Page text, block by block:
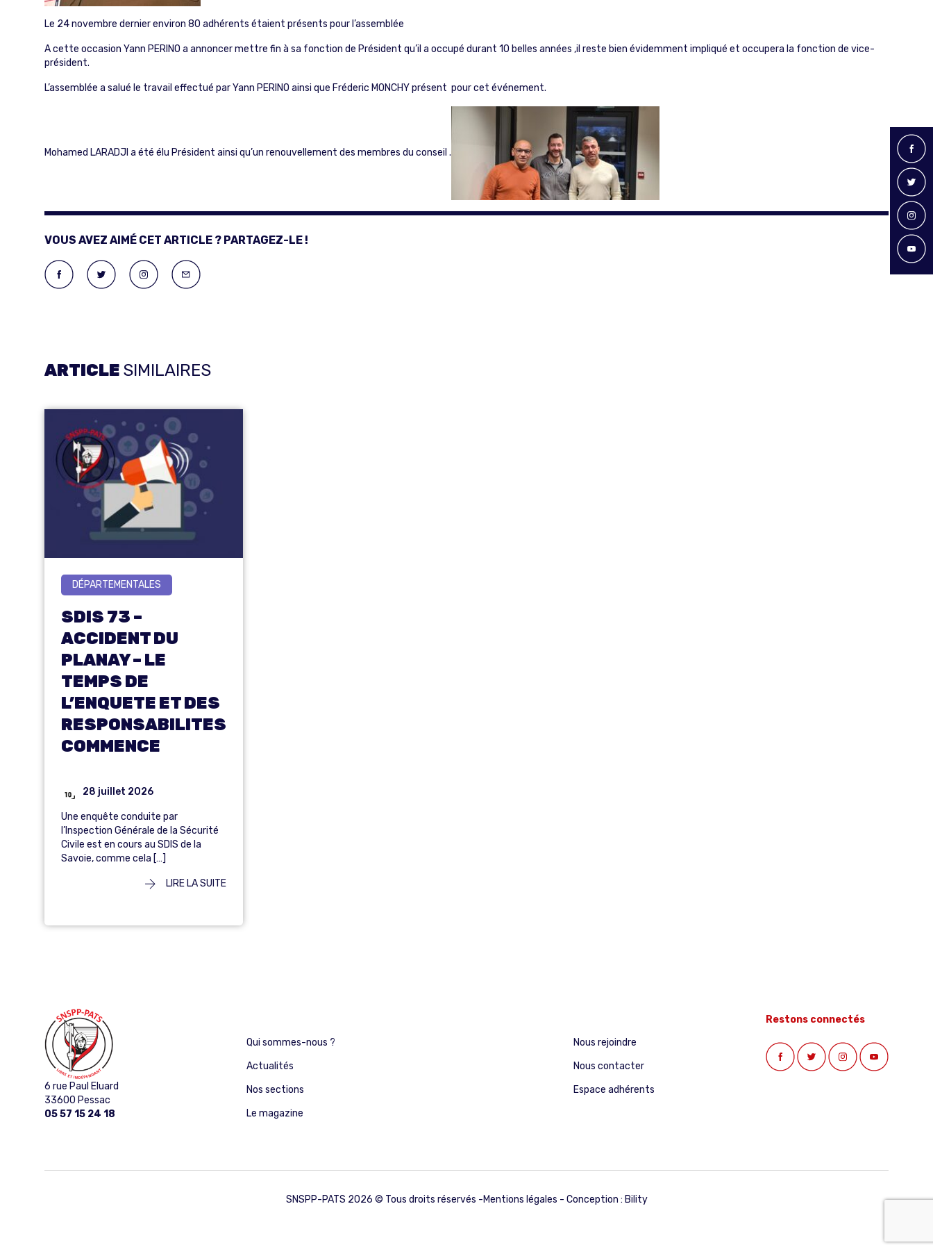
Le 24 novembre dernier environ 80 adhérents étaient présents pour l’assemblée
A cette occasion Yann PERINO a annoncer mettre fin à sa fonction de Président qu’il a occupé durant 10 belles années ,il reste bien évidemment impliqué et occupera la fonction de vice-
président.
L’assemblée a salué le travail effectué par Yann PERINO ainsi que Fréderic MONCHY présent pour cet événement.
Mohamed LARADJI a été élu Président ainsi qu’un renouvellement des membres du conseil .
VOUS AVEZ AIMÉ CET ARTICLE ? PARTAGEZ-LE !
ARTICLE SIMILAIRES
DÉPARTEMENTALES
SDIS 73 –
ACCIDENT DU
PLANAY – LE
TEMPS DE
L’ENQUETE ET DES
RESPONSABILITES
COMMENCE
28 juillet 2026
Une enquête conduite par
l’Inspection Générale de la Sécurité
Civile est en cours au SDIS de la
Savoie, comme cela […]
LIRE LA SUITE
6 rue Paul Eluard
33600 Pessac
05 57 15 24 18
Qui sommes-nous ?
Actualités
Nos sections
Le magazine
Nous rejoindre
Nous contacter
Espace adhérents
Restons connectés
SNSPP-PATS 2026 © Tous droits réservés -Mentions légales - Conception : Bility